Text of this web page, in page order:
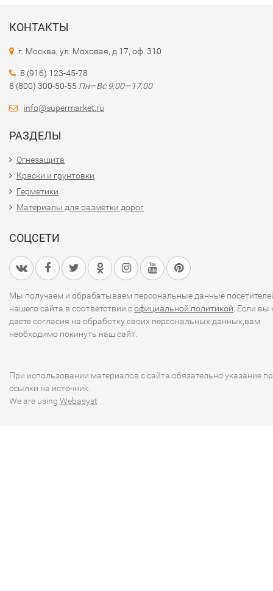
КОНТАКТЫ
г. Москва, ул. Моховая, д.17, оф. 310
8 (916) 123-45-78
8 (800) 300-50-55 Пн—Вс 9:00—17:00
info@supermarket.ru
РАЗДЕЛЫ
Огнезащита
Краски и грунтовки
Герметики
Материалы для разметки дорог
СОЦСЕТИ
Мы получаем и обрабатываем персональные данные
нашего сайта в соответствии софициальной политикой . Если вы
даете согласия на обработку своих персональных данных,вам
необходимо покинуть наш сайт.
При использовании материалов с сайта обязательно указание
ссылки на источник.
We are using Webasyst